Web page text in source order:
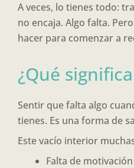
A veces, lo tienes todo:
no encaja. Algo falta.
hacer para comenzar a
¿Qué
Sentir que falta algo
tienes. Es una forma de
Este vacío interior
Falta de motivación